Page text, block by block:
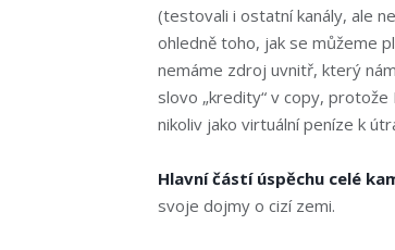
(testovali i ostatní kanály, ale
ohledně toho, jak se můžeme
nemáme zdroj uvnitř, který
slovo „kredity“ v copy,
nikoliv jako virtuální peníze k
Hlavní částí úspěchu celé
svoje dojmy o cizí zemi.